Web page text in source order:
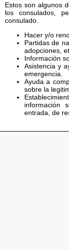
Estos son algunos
los consulados,
consulado.
Hacer y/o
Partidas de
adopciones,
Información
Asistencia y
emergencia.
Ayuda a
sobre la
información
entrada, de